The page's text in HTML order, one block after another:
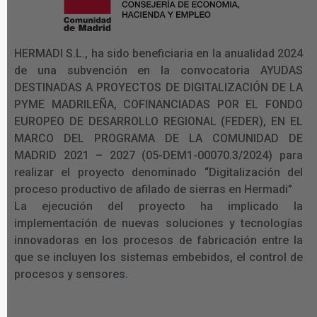
HERMADI S.L., ha sido beneficiaria en la anualidad 2024
de una subvención en la convocatoria AYUDAS
DESTINADAS A PROYECTOS DE DIGITALIZACIÓN DE LA
PYME MADRILEÑA, COFINANCIADAS POR EL FONDO
EUROPEO DE DESARROLLO REGIONAL (FEDER), EN EL
MARCO DEL PROGRAMA DE LA COMUNIDAD DE
MADRID 2021 – 2027 (05-DEM1-00070.3/2024) para
realizar el proyecto denominado “Digitalización del
proceso productivo de afilado de sierras en Hermadi”
La ejecución del proyecto ha implicado la
implementación de nuevas soluciones y tecnologías
innovadoras en los procesos de fabricación entre la
que se incluyen los sistemas embebidos, el control de
procesos y sensores.